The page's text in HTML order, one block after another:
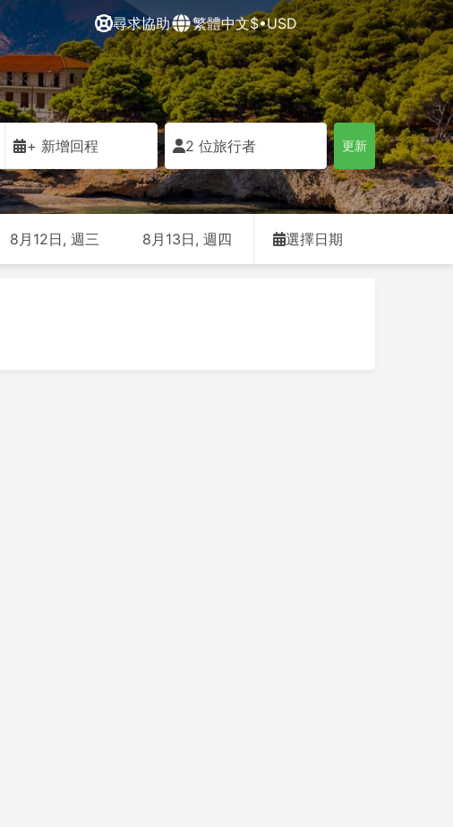
尋求協助 繁體中文$•USD
+ 新增回程 2 位旅行者 更新
8月12日, 週三 8月13日, 週四 選擇日期